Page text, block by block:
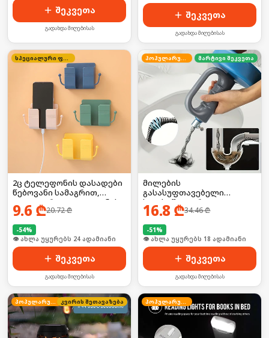
შეკვეთა
გადახდა მიღებისას
შეკვეთა
გადახდა მიღებისას
სპეციალური ფასი
2ც ტელეფონის დასადები
წებოვანი სამაგრით,
იდეალურია ტელეფონის
დასატენად
9.6 ₾20.72₾
-54%
🛒 ბოლო 24სთ-ში იყიდა 31-მა
შეკვეთა
გადახდა მიღებისას
პოპულარული მარტივი შეკვეთა
მილების
გასასუფთავებელი
ხელსაწყო დრეკადი
მავთულით
16.8 ₾34.46₾
-51%
🛒 ბოლო 24სთ-ში იყიდა 24-მა
შეკვეთა
გადახდა მიღებისას
პოპულარული კვირის შეთავაზება პოპულარული